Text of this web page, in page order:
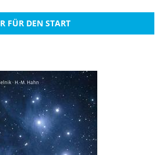
FÜR DEN START